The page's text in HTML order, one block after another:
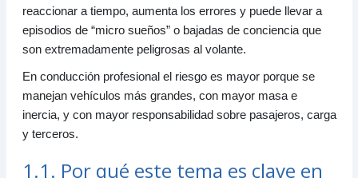
6. Qué hacer si sentís somnolencia o fatiga
6.1. Acciones correctas e inmediatas
6.2. Cómo hacer una pausa que sirva
7. Qué NO es una solución
7.1. Errores comunes
8. Prevención para conductores profesionales
8.1. Hábitos que ayudan de verdad
8.2. Prevención en rutas largas y monótonas
reaccionar a tiempo, aumenta los errores y puede llevar a
episodios de “micro sueños” o bajadas de conciencia que
son extremadamente peligrosas al volante.
En conducción profesional el riesgo es mayor porque se
manejan vehículos más grandes, con mayor masa e
inercia, y con mayor responsabilidad sobre pasajeros, carga
y terceros.
1.1. Por qué este tema es clave en